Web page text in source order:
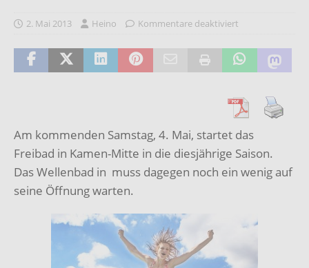
2. Mai 2013 Heino Kommentare deaktiviert
Am kommenden Samstag, 4. Mai, startet das
Freibad in Kamen-Mitte in die diesjährige Saison.
Das Wellenbad in muss dagegen noch ein wenig auf
seine Öffnung warten.